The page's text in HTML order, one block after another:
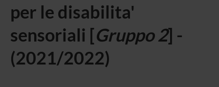
per le disabilita'
sensoriali [Gruppo 2] -
(2021/2022)